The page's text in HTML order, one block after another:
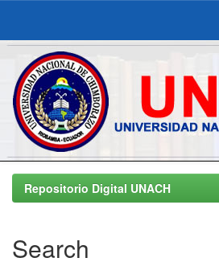
Skip
navigationRepositorio Digital UNACH
Search